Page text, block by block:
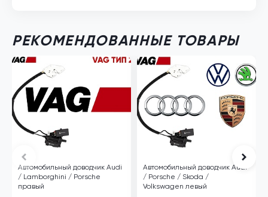
РЕКОМЕНДОВАННЫЕ ТОВАРЫ
Автомобильный доводчик Audi
/ Lamborghini / Porsche
правый
Автомобильный доводчик Audi
/ Porsche / Skoda /
Volkswagen левый